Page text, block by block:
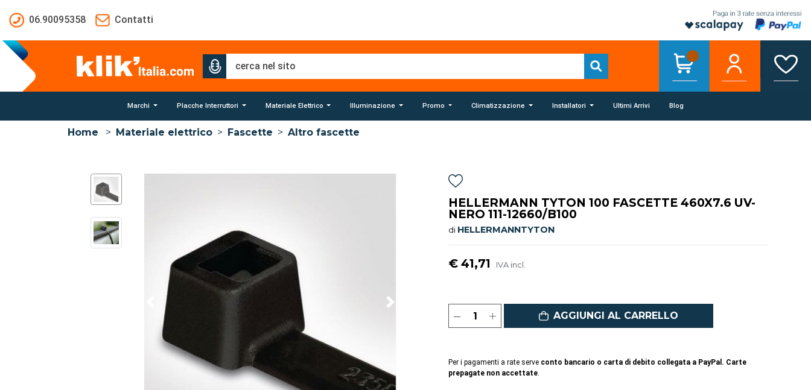
06.90095358
Contatti
Marchi Placche Interruttori Materiale Elettrico Illuminazione Promo Climatizzazione Installatori Ultimi Arrivi Blog
Home > Materiale elettrico > Fascette > Altro fascette
HELLERMANN TYTON 100 FASCETTE 460X7.6 UV-
NERO 111-12660/B100
di HELLERMANNTYTON
€ 41,71 IVA incl.
AGGIUNGI AL CARRELLO
Per i pagamenti a rate serve conto bancario o carta di debito collegata a PayPal. Carte
prepagate non accettate.